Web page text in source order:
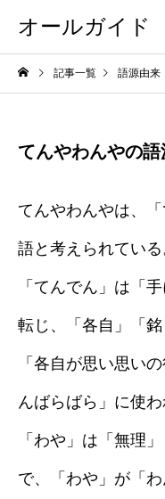
オールガイド
記事一覧 語源由来
てんやわんやの
てんやわんやは、
語と考えられている
「てんでん」は「
転じ、「各自」「銘
「各自が思い思い
んばらばら」に使わ
「わや」は「無理
で、「わや」が「